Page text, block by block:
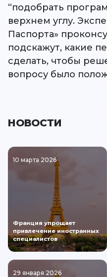
“подобрать
верхнем углу.
Паспорта»
подскажут, какие
сделать, чтобы
вопросу было
НОВОСТИ
10 марта 2026
Франция упрощает
привлечение иностранных
специалистов
29 января 2026